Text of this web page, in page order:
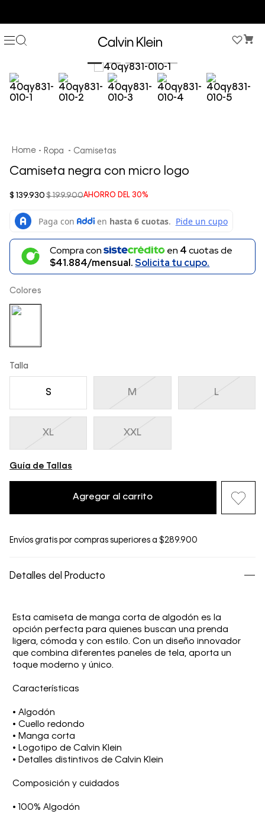
Ropa Camisetas
Camiseta negra con micro logo
AHORRO DEL 30%
$ 199.900
$ 139.930
Compra con en 4cuotas de
$41.884/mensual.Solicita tu cupo.
Colores
Talla
S M L
XL XXL
Guía de Tallas
Agregar al carrito
Envíos gratis por compras superiores a $289.900
Detalles del Producto
Esta camiseta de manga corta de algodón es la
opción perfecta para quienes buscan una prenda
ligera, cómoda y con estilo. Con un diseño innovador
que combina diferentes paneles de tela, aporta un
toque moderno y único.
Características
• Algodón
• Cuello redondo
• Manga corta
• Logotipo de Calvin Klein
• Detalles distintivos de Calvin Klein
Composición y cuidados
• 100% Algodón